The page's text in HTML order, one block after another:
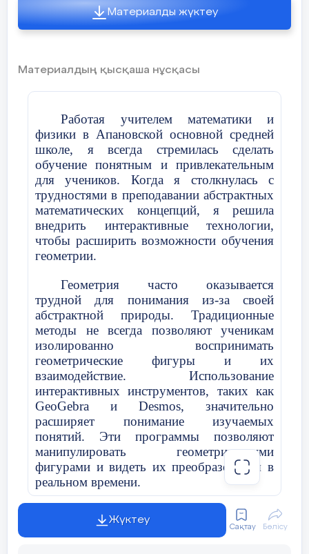
Материалды жүктеу
Материалдың қысқаша нұсқасы
Работая учителем математики и
физики в Апановской основной средней
школе, я всегда стремилась сделать
обучение понятным и привлекательным
для учеников. Когда я столкнулась с
трудностями в преподавании абстрактных
математических концепций, я решила
внедрить интерактивные технологии,
чтобы расширить возможности обучения
геометрии.
Геометрия часто оказывается
трудной для понимания из-за своей
абстрактной природы. Традиционные
методы не всегда позволяют ученикам
изолированно воспринимать
геометрические фигуры и их
взаимодействие. Использование
интерактивных инструментов, таких как
GeoGebra и Desmos, значительно
расширяет понимание изучаемых
понятий. Эти программы позволяют
манипулировать геометрическими
фигурами и видеть их преобразования в
реальном времени.
Разработка рабочих листов для
интерактивного обучения позволила мне
структурировать занятия следующим
Жүктеу
Сақтау Бөлісу